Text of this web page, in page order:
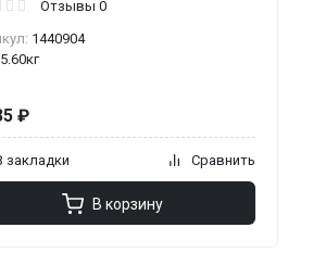
Отзывы 0
1440904
5.60кг
₽
закладки Сравнить
В корзину